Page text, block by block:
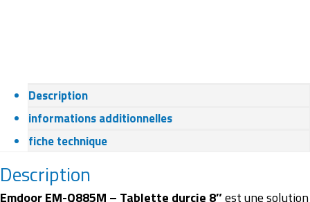
Description
informations additionnelles
fiche technique
Description
Emdoor EM-Q885M – Tablette durcie 8″est une solution